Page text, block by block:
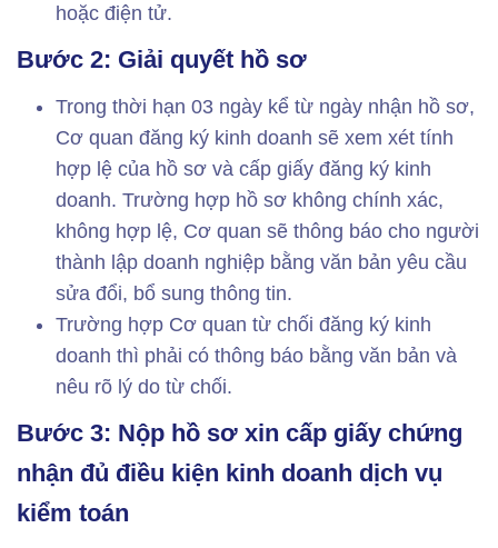
hoặc điện tử.
Bước 2: Giải quyết hồ sơ
Trong thời hạn 03 ngày kể từ ngày nhận hồ sơ,
Cơ quan đăng ký kinh doanh sẽ xem xét tính
hợp lệ của hồ sơ và cấp giấy đăng ký kinh
doanh. Trường hợp hồ sơ không chính xác,
không hợp lệ, Cơ quan sẽ thông báo cho người
thành lập doanh nghiệp bằng văn bản yêu cầu
sửa đổi, bổ sung thông tin.
Trường hợp Cơ quan từ chối đăng ký kinh
doanh thì phải có thông báo bằng văn bản và
nêu rõ lý do từ chối.
Bước 3: Nộp hồ sơ xin cấp giấy chứng
nhận đủ điều kiện kinh doanh dịch vụ
kiểm toán